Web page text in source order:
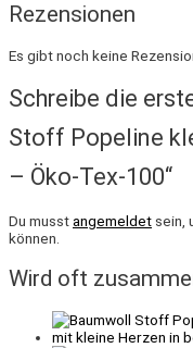
Rezensionen
Es gibt noch keine
Schreibe die
Stoff Popeline
– Öko-Tex-100“
Du musstangemeldet sein,
können.
Wird oft